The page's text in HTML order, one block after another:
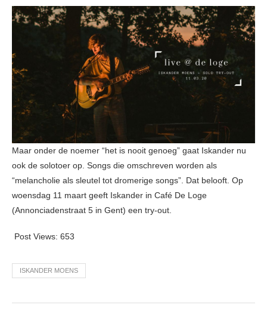
Maar onder de noemer “het is nooit genoeg” gaat Iskander nu
ook de solotoer op. Songs die omschreven worden als
“melancholie als sleutel tot dromerige songs”. Dat belooft. Op
woensdag 11 maart geeft Iskander in Café De Loge
(Annonciadenstraat 5 in Gent) een try-out.
Post Views: 653
ISKANDER MOENS